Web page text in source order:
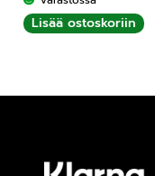
Lisää ostoskoriin